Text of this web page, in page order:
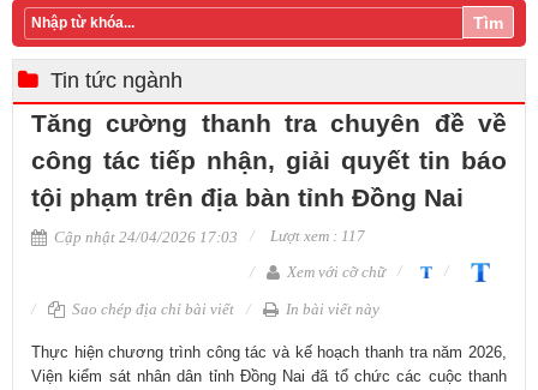
Tìm
Tin tức ngành
Tăng cường thanh tra chuyên đề về
công tác tiếp nhận, giải quyết tin báo
tội phạm trên địa bàn tỉnh Đồng Nai
Cập nhật 24/04/2026 17:03
Lượt xem : 117
Xem với cỡ chữ
Sao chép địa chỉ bài viết In bài viết này
Thực hiện chương trình công tác và kế hoạch thanh tra năm 2026,
Viện kiểm sát nhân dân tỉnh Đồng Nai đã tổ chức các cuộc thanh